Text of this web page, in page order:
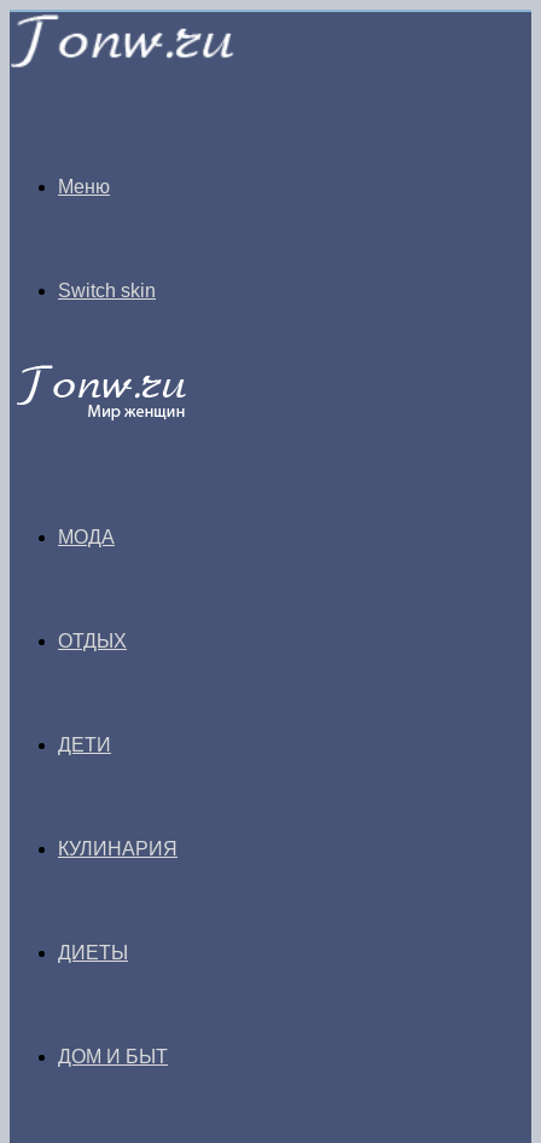
Меню
Switch skin
МОДА
ОТДЫХ
ДЕТИ
КУЛИНАРИЯ
ДИЕТЫ
ДОМ И БЫТ